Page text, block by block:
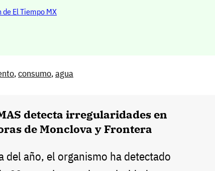
El Tiempo MX
,consumo,agua
detecta irregularidades en
de Monclova y Frontera
del año, el organismo ha detectado